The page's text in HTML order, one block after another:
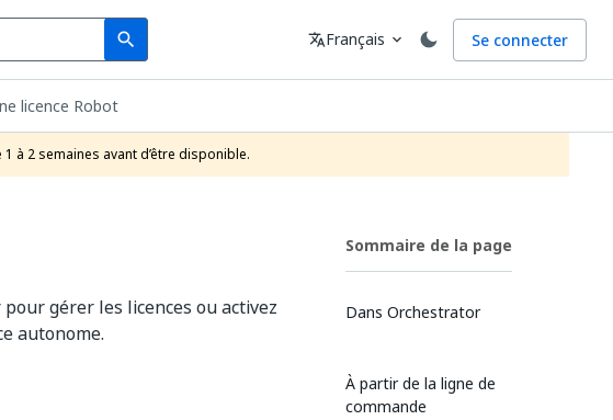
search
Search Langue
translateFrançais expand_more Se connecter
licence Robot
à 2 semaines avant d’être disponible.
gérer les licences ou activez
autonome.
Sommaire de la page
Dans Orchestrator
À partir de la ligne de
commande